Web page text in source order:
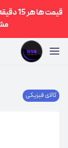
قیمت
کالای فیزیکی